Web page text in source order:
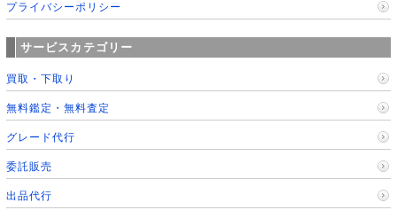
プライバシーポリシー
サービスカテゴリー
買取・下取り
無料鑑定・無料査定
グレード代行
委託販売
出品代行